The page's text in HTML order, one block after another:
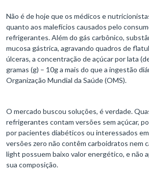
Não é de hoje que os médicos e
quanto aos malefícios causados pelo
refrigerantes. Além do gás carbônico,
mucosa gástrica, agravando quadros de
úlceras, a concentração de açúcar por lata
gramas (g) – 10g a mais do que a ingestão
Organização Mundial da Saúde (OMS).
O mercado buscou soluções, é verdade.
refrigerantes contam versões sem açúcar,
por pacientes diabéticos ou interessados
versões zero não contêm carboidratos nem
light possuem baixo valor energético, e não
sua composição.